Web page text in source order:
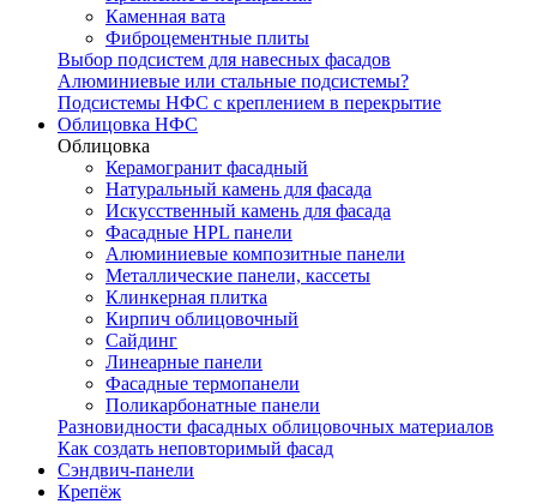
Каменная вата
Фиброцементные плиты
Выбор подсистем для навесных фасадов
Алюминиевые или стальные подсистемы?
Подсистемы НФС с креплением в перекрытие
Облицовка НФС
Облицовка
Керамогранит фасадный
Натуральный камень для фасада
Искусственный камень для фасада
Фасадные HPL панели
Алюминиевые композитные панели
Металлические панели, кассеты
Клинкерная плитка
Кирпич облицовочный
Сайдинг
Линеарные панели
Фасадные термопанели
Поликарбонатные панели
Разновидности фасадных облицовочных материалов
Как создать неповторимый фасад
Сэндвич-панели
Крепёж